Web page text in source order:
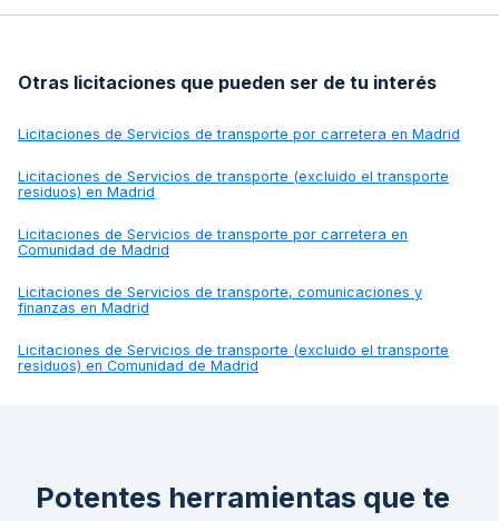
Otras licitaciones que pueden ser de tu interés
Licitaciones de Servicios de transporte por carretera en Madrid
Licitaciones de Servicios de transporte (excluido el transporte
residuos) en Madrid
Licitaciones de Servicios de transporte por carretera en
Comunidad de Madrid
Licitaciones de Servicios de transporte, comunicaciones y
finanzas en Madrid
Licitaciones de Servicios de transporte (excluido el transporte
residuos) en Comunidad de Madrid
Potentes herramientas que te